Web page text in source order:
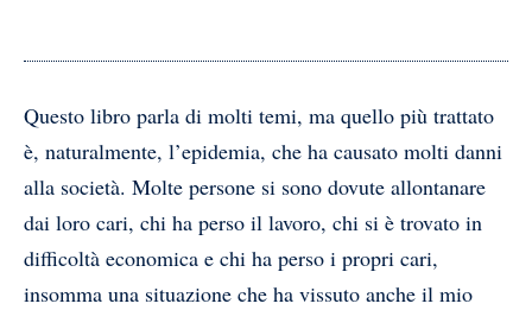
Questo libro parla di molti temi, ma quello più trattato
è, naturalmente, l’epidemia, che ha causato molti danni
alla società. Molte persone si sono dovute allontanare
dai loro cari, chi ha perso il lavoro, chi si è trovato in
difficoltà economica e chi ha perso i propri cari,
insomma una situazione che ha vissuto anche il mio